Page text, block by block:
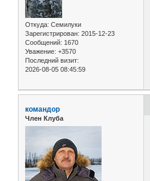
Откуда: Семилуки
Зарегистрирован: 2015-12-23
Сообщений: 1670
Уважение: +3570
Последний визит:
2026-08-05 08:45:59
командор
Член Клуба